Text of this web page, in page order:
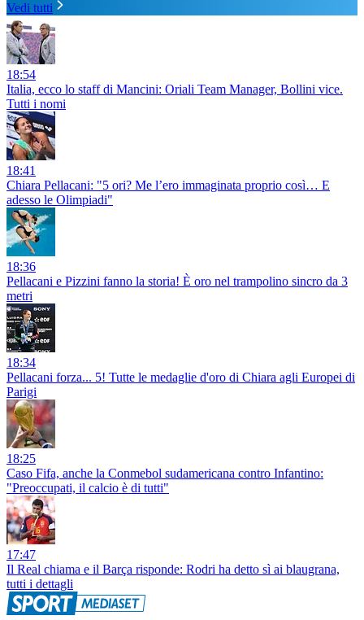
Vedi tutti
18:54
Italia, ecco lo staff di Mancini: Oriali Team Manager, Bollini vice.
Tutti i nomi
18:41
Chiara Pellacani: "5 ori? Me l’ero immaginata proprio così… E
adesso le Olimpiadi"
18:36
Pellacani e Pizzini fanno la storia! È oro nel trampolino sincro da 3
metri
18:34
Pellacani forza... 5! Tutte le medaglie d'oro di Chiara agli Europei di
Parigi
18:25
Caso Fifa, anche la Conmebol sudamericana contro Infantino:
"Preoccupati, il calcio è di tutti"
17:47
Il Real chiama e il Barça risponde: Rodri ha detto sì ai blaugrana,
tutti i dettagli